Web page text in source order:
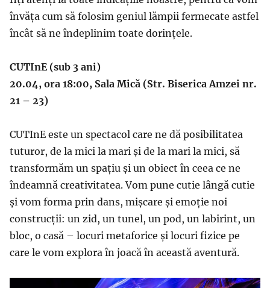
învăța cum să folosim geniul lămpii fermecate astfel
încât să ne îndeplinim toate dorințele.
CUTInE (sub 3 ani)
20.04, ora 18:00, Sala Mică (Str. Biserica Amzei nr.
21 – 23)
CUTInE este un spectacol care ne dă posibilitatea
tuturor, de la mici la mari și de la mari la mici, să
transformăm un spațiu și un obiect în ceea ce ne
îndeamnă creativitatea. Vom pune cutie lângă cutie
și vom forma prin dans, mișcare și emoție noi
construcții: un zid, un tunel, un pod, un labirint, un
bloc, o casă – locuri metaforice și locuri fizice pe
care le vom explora în joacă în această aventură.